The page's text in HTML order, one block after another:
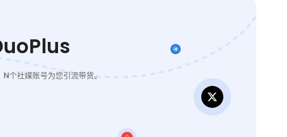
个社媒账号为您引流带货。